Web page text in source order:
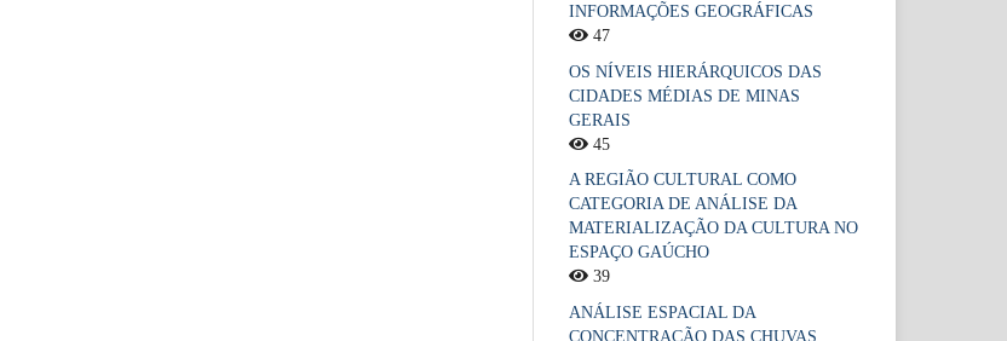
INFORMAÇÕES GEOGRÁFICAS
47
OS NÍVEIS HIERÁRQUICOS DAS
CIDADES MÉDIAS DE MINAS
GERAIS
45
A REGIÃO CULTURAL COMO
CATEGORIA DE ANÁLISE DA
MATERIALIZAÇÃO DA CULTURA NO
ESPAÇO GAÚCHO
39
ANÁLISE ESPACIAL DA
CONCENTRAÇÃO DAS CHUVAS